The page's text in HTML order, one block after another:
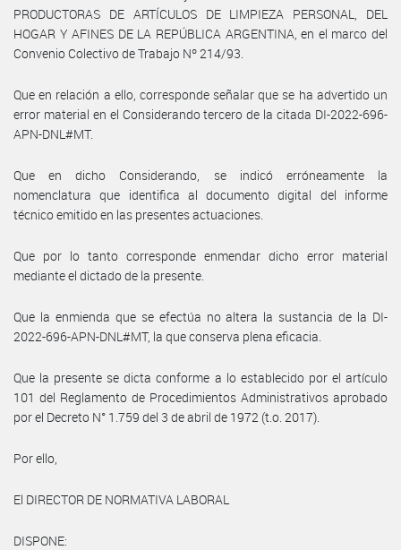
PRODUCTORAS DE ARTÍCULOS DE LIMPIEZA PERSONAL, DEL
HOGAR Y AFINES DE LA REPÚBLICA ARGENTINA, en el marco del
Convenio Colectivo de Trabajo Nº 214/93.
Que en relación a ello, corresponde señalar que se ha advertido un
error material en el Considerando tercero de la citada DI-2022-696-
APN-DNL#MT.
Que en dicho Considerando, se indicó erróneamente la
nomenclatura que identifica al documento digital del informe
técnico emitido en las presentes actuaciones.
Que por lo tanto corresponde enmendar dicho error material
mediante el dictado de la presente.
Que la enmienda que se efectúa no altera la sustancia de la DI-
2022-696-APN-DNL#MT, la que conserva plena eficacia.
Que la presente se dicta conforme a lo establecido por el artículo
101 del Reglamento de Procedimientos Administrativos aprobado
por el Decreto N° 1.759 del 3 de abril de 1972 (t.o. 2017).
Por ello,
El DIRECTOR DE NORMATIVA LABORAL
DISPONE: